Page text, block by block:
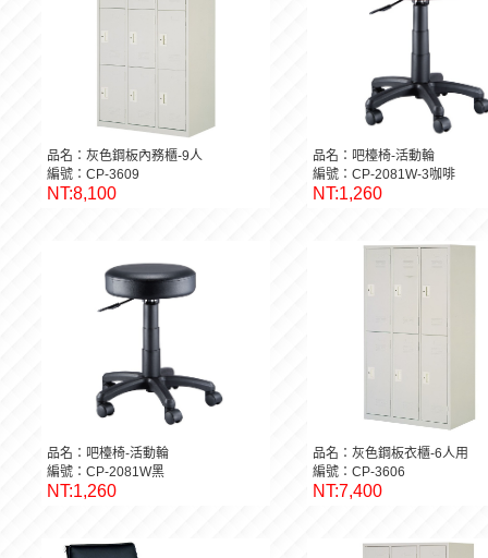
品名：灰色鋼板內務櫃-9人
編號：CP-3609
NT:8,100
品名：吧檯椅-活動輪
編號：CP-2081W-3咖啡
NT:1,260
品名：吧檯椅-活動輪
編號：CP-2081W黑
NT:1,260
品名：灰色鋼板衣櫃-6人用
編號：CP-3606
NT:7,400